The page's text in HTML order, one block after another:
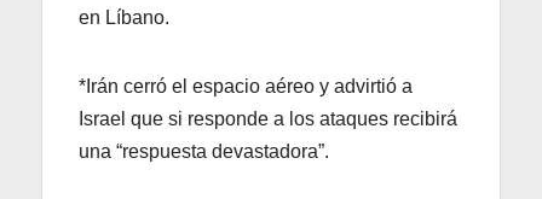
en Líbano.
*Irán cerró el espacio aéreo y advirtió a
Israel que si responde a los ataques recibirá
una “respuesta devastadora”.